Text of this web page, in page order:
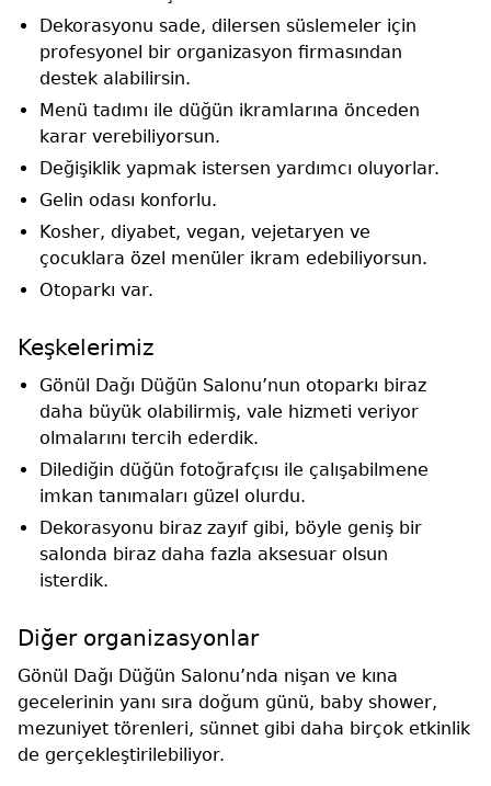
Dekorasyonu sade, dilersen süslemeler için
profesyonel bir organizasyon firmasından
destek alabilirsin.
Menü tadımı ile düğün ikramlarına önceden
karar verebiliyorsun.
Değişiklik yapmak istersen yardımcı oluyorlar.
Gelin odası konforlu.
Kosher, diyabet, vegan, vejetaryen ve
çocuklara özel menüler ikram edebiliyorsun.
Otoparkı var.
Keşkelerimiz
Gönül Dağı Düğün Salonu’nun otoparkı biraz
daha büyük olabilirmiş, vale hizmeti veriyor
olmalarını tercih ederdik.
Dilediğin düğün fotoğrafçısı ile çalışabilmene
imkan tanımaları güzel olurdu.
Dekorasyonu biraz zayıf gibi, böyle geniş bir
salonda biraz daha fazla aksesuar olsun
isterdik.
Diğer organizasyonlar
Gönül Dağı Düğün Salonu’nda nişan ve kına
gecelerinin yanı sıra doğum günü, baby shower,
mezuniyet törenleri, sünnet gibi daha birçok etkinlik
de gerçekleştirilebiliyor.